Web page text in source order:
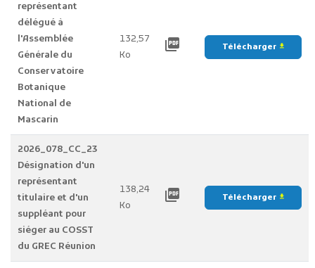
représentant
délégué à
l'Assemblée
Générale du
Conservatoire
Botanique
National de
Mascarin
132,57
Ko
picture_as_pdf Télécharger file_download
2026_078_CC_23
Désignation d'un
représentant
titulaire et d'un
suppléant pour
siéger au COSST
du GREC Réunion
138,24
Ko
picture_as_pdf Télécharger file_download